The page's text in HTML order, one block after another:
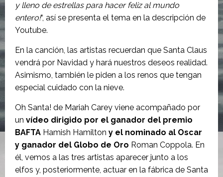
y lleno de estrellas para hacer feliz al mundo
entero!“, así se presenta el tema en la descripción de
Youtube.
En la canción, las artistas recuerdan que Santa Claus
vendrá por Navidad y hará nuestros deseos realidad.
Asimismo, también le piden a los renos que tengan
especial cuidado con la nieve.
Oh Santa! de Mariah Carey viene acompañado por
un vídeo dirigido por el ganador del premio
BAFTA Hamish Hamilton y el nominado al Oscar
y ganador del Globo de Oro Roman Coppola. En
él, vemos a las tres artistas aparecer junto a los
elfos y, posteriormente, actuar en la fábrica de Santa